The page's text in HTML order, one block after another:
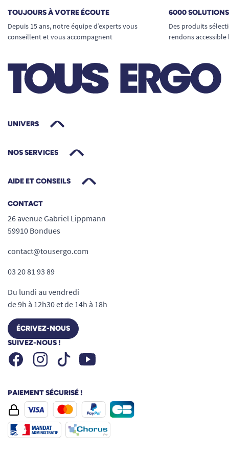
Réduit l’effort et la fatigue
S’adapte à tous les utilisateurs
Facile à installer et à utiliser
Informations techniques
La sangle est conçue en nylon, un matériau
souple et résistant. Elle mesure 45,7 cm de
très discrète à l’usage. Elle se nettoie facilement
TOUJOURS À VOTRE ÉCOUTE
Depuis 15 ans, notre équipe d’experts vous
conseillent et vous accompagnent
6000
Des produits
rendons
UNIVERS
NOS SERVICES
AIDE ET CONSEILS
CONTACT
26 avenue Gabriel Lippmann
59910 Bondues
contact@tousergo.com
03 20 81 93 89
Du lundi au vendredi
de 9h à 12h30 et de 14h à 18h
ÉCRIVEZ-NOUS
SUIVEZ-NOUS !
FacebookInstagramTiktok Youtube
PAIEMENT SÉCURISÉ !